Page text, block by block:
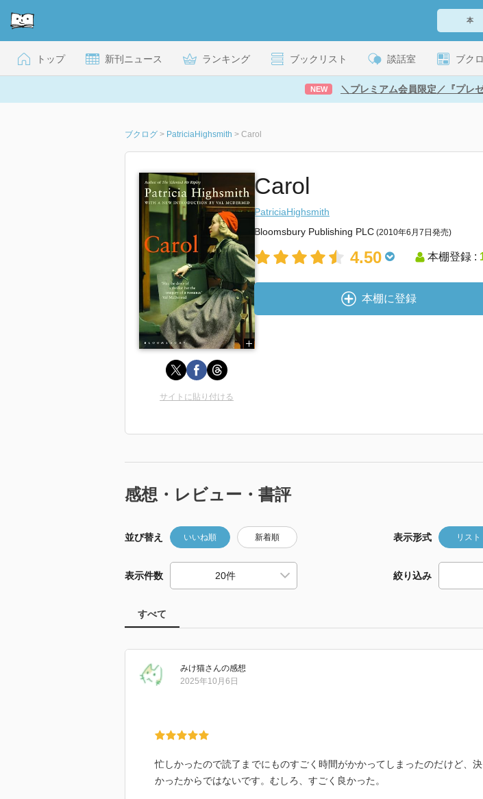
トップ 新刊ニュース ランキング ブックリスト 談話室 ブク
NEW ＼プレミアム会員限定／『プレ
ブクログ > PatriciaHighsmith > Carol
Carol
PatriciaHighsmith
Bloomsbury Publishing PLC (2010年6月7日発売)
4.50 本棚登録 :
本棚に登録
サイトに貼り付ける
感想・レビュー・書評
並び替え いいね順 新着順 表示形式 リスト
表示件数 絞り込み
すべて
みけ猫さんの感想
2025年10月6日
忙しかったので読了までにものすごく時間がかかってしまったのだけど、
かったからではないです。むしろ、すごく良かった。